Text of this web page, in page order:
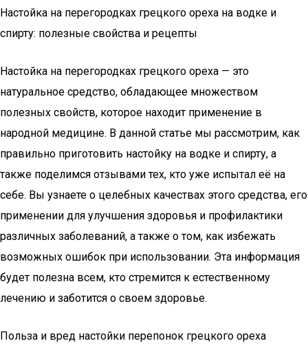
Настойка на перегородках грецкого ореха на водке и
спирту: полезные свойства и рецепты
Настойка на перегородках грецкого ореха — это
натуральное средство, обладающее множеством
полезных свойств, которое находит применение в
народной медицине. В данной статье мы рассмотрим, как
правильно приготовить настойку на водке и спирту, а
также поделимся отзывами тех, кто уже испытал её на
себе. Вы узнаете о целебных качествах этого средства, его
применении для улучшения здоровья и профилактики
различных заболеваний, а также о том, как избежать
возможных ошибок при использовании. Эта информация
будет полезна всем, кто стремится к естественному
лечению и заботится о своем здоровье.
Польза и вред настойки перепонок грецкого ореха